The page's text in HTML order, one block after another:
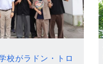
校がラドン・トロ